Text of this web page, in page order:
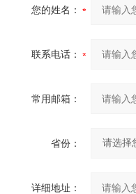
您的姓名：
联系电话：
常用邮箱：
省份：
详细地址：